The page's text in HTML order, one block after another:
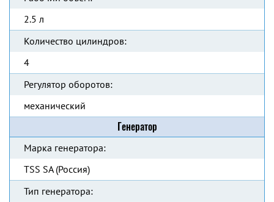
2.5 л
Количество цилиндров:
4
Регулятор оборотов:
механический
Генератор
Марка генератора:
TSS SA (Россия)
Тип генератора: